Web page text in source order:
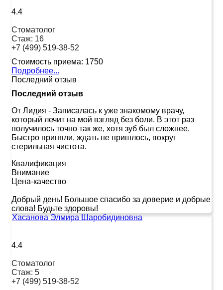
4.4
Стоматолог
Стаж: 16
+7 (499) 519-38-52
Стоимость приема: 1750
Подробнее...
Последний отзыв
Последний отзыв
От Лидия - Записалась к уже знакомому врачу,
который лечит на мой взгляд без боли. В этот раз
получилось точно так же, хотя зуб был сложнее.
Быстро приняли, ждать не пришлось, вокруг
стерильная чистота.
Квалификация
Внимание
Цена-качество
Добрый день! Большое спасибо за доверие и добрые
слова! Будьте здоровы!
Хасанова Элмира Шаробидиновна
4.4
Стоматолог
Стаж: 5
+7 (499) 519-38-52